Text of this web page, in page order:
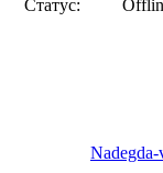
Статус:
Nadegda-